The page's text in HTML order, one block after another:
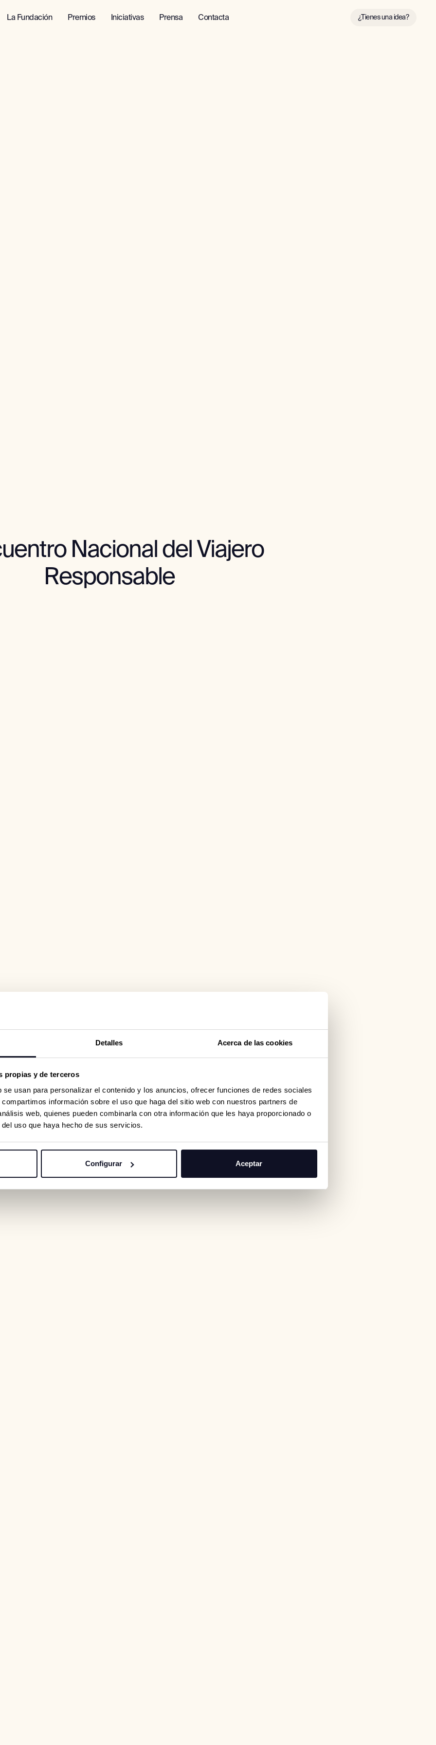
Detalles Acerca de las cookies
propias y de terceros
usan para personalizar el contenido y los anuncios, ofrecer funciones de redes sociales
información sobre el uso que haga del sitio web con nuestros partners de
web, quienes pueden combinarla con otra información que les haya proporcionado o
uso que haya hecho de sus servicios.
Configurar Aceptar
La Fundación Premios Iniciativas Prensa Contacta ¿Tienes una idea?
Nacional del Viajero
Responsable